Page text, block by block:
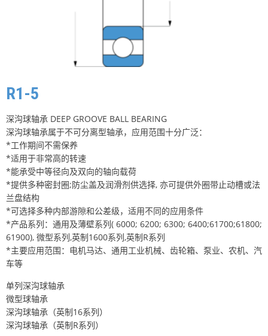
R1-5
深沟球轴承 DEEP GROOVE BALL BEARING
深沟球轴承属于不可分离型轴承，应用范围十分广泛：
*工作期间不需保养
*适用于非常高的转速
*能承受中等径向及双向的轴向载荷
*提供多种密封圈;防尘盖及润滑剂供选择, 亦可提供外圈带止动槽或法
兰盘结构
*可选择多种内部游隙和公差级，适用不同的应用条件
*产品系列：通用及薄壁系列( 6000; 6200; 6300; 6400;61700;61800;
61900), 微型系列,英制1600系列,英制R系列
*主要应用范围：电机马达、通用工业机械、齿轮箱、泵业、农机、汽
车等
单列深沟球轴承
微型球轴承
深沟球轴承（英制16系列）
深沟球轴承（英制R系列）